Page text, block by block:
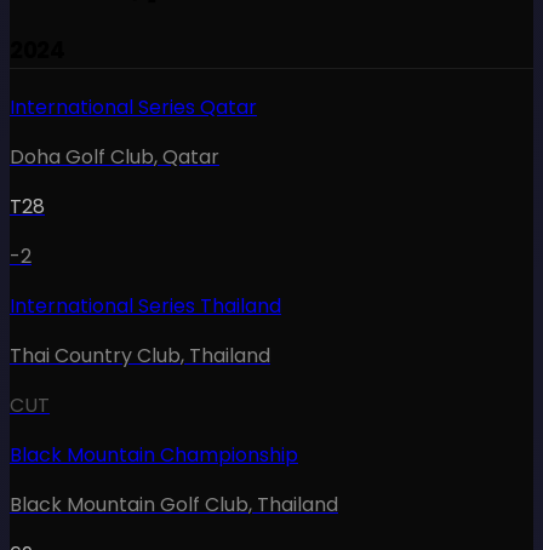
International Series Qatar
Doha Golf Club,Qatar
T28
-2
International Series Thailand
Thai Country Club, Thailand
CUT
Black Mountain Championship
Black Mountain Golf Club, Thailand